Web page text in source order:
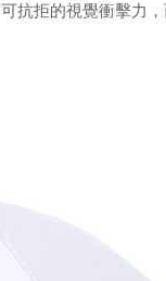
抗拒的視覺衝擊力